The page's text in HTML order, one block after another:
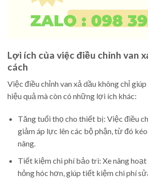
Lợi ích của việc điều chỉnh van
cách
Việc điều chỉnh van xả dầu không chỉ
hiệu quả mà còn có những lợi ích khác:
Tăng tuổi thọ cho thiết bị: Việc điều
giảm áp lực lên các bộ phận, từ đó
nâng.
Tiết kiệm chi phí bảo trì: Xe nâng
hỏng hóc hơn, giúp tiết kiệm chi phí